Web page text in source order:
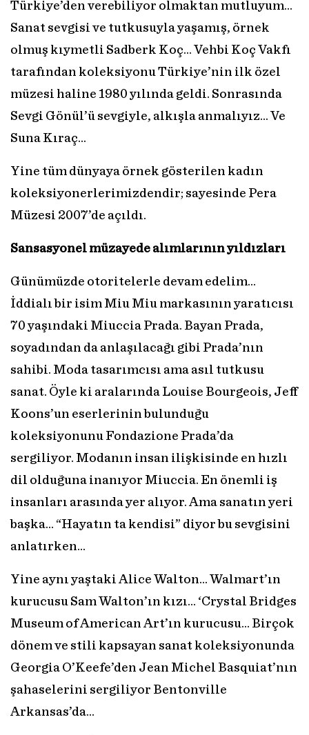
Türkiye’den verebiliyor olmaktan mutluyum...
Sanat sevgisi ve tutkusuyla yaşamış, örnek
olmuş kıymetli Sadberk Koç… Vehbi Koç Vakfı
tarafından koleksiyonu Türkiye’nin ilk özel
müzesi haline 1980 yılında geldi. Sonrasında
Sevgi Gönül’ü sevgiyle, alkışla anmalıyız… Ve
Suna Kıraç...
Yine tüm dünyaya örnek gösterilen kadın
koleksiyonerlerimizdendir; sayesinde Pera
Müzesi 2007’de açıldı.
Sansasyonel müzayede alımlarının yıldızları
Günümüzde otoritelerle devam edelim…
İddialı bir isim Miu Miu markasının yaratıcısı
70 yaşındaki Miuccia Prada. Bayan Prada,
soyadından da anlaşılacağı gibi Prada’nın
sahibi. Moda tasarımcısı ama asıl tutkusu
sanat. Öyle ki aralarında Louise Bourgeois, Jeff
Koons’un eserlerinin bulunduğu
koleksiyonunu Fondazione Prada’da
sergiliyor. Modanın insan ilişkisinde en hızlı
dil olduğuna inanıyor Miuccia. En önemli iş
insanları arasında yer alıyor. Ama sanatın yeri
başka… “Hayatın ta kendisi” diyor bu sevgisini
anlatırken…
Yine aynı yaştaki Alice Walton... Walmart’ın
kurucusu Sam Walton’ın kızı... ‘Crystal Bridges
Museum of American Art’ın kurucusu… Birçok
dönem ve stili kapsayan sanat koleksiyonunda
Georgia O’Keefe’den Jean Michel Basquiat’nın
şahaselerini sergiliyor Bentonville
Arkansas’da…